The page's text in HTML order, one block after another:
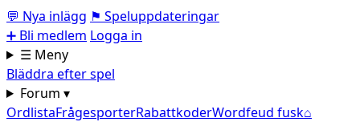
💬 Nya inlägg ⚑ Speluppdateringar
➕ Bli medlem Logga in
☰ Meny
Bläddra efter spel
Forum ▾
OrdlistaFrågesporterRabattkoderWordfeud fusk⌂